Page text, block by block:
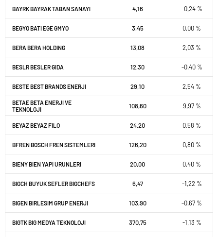
BAYRK BAYRAK TABAN SANAYI 4,16 -0,24 %
BEGYO BATI EGE GMYO 3,45 0,00 %
BERA BERA HOLDING 13,08 2,03 %
BESLR BESLER GIDA 12,30 -0,40 %
BESTE BEST BRANDS ENERJI 29,10 2,54 %
BETAE BETA ENERJI VE
TEKNOLOJI
108,60 9,97 %
BEYAZ BEYAZ FILO 24,20 0,58 %
BFREN BOSCH FREN SISTEMLERI 126,20 0,80 %
BIENY BIEN YAPI URUNLERI 20,00 0,40 %
BIGCH BUYUK SEFLER BIGCHEFS 6,47 -1,22 %
BIGEN BIRLESIM GRUP ENERJI 103,90 -0,67 %
BIGTK BIG MEDYA TEKNOLOJI 370,75 -1,13 %